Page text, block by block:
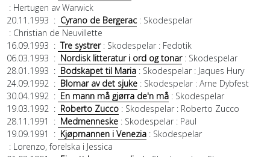
: Hertugen av Warwick
20.11.1993 : Cyrano de Bergerac: Skodespelar
: Christian de Neuvillette
16.09.1993 : Tre systrer: Skodespelar: Fedotik
06.03.1993 : Nordisk litteratur i ord og tonar: Skodespelar
28.01.1993 : Bodskapet til Maria: Skodespelar: Jaques Hury
24.09.1992: Blomar av det sjuke: Skodespelar: Arne Dybfest
30.04.1992: En mann må gjørra de'n må: Skodespelar
19.03.1992: Roberto Zucco: Skodespelar: Roberto Zucco
28.11.1991
: Medmenneske: Skodespelar: Paul
19.09.1991
: Kjøpmannen i Venezia: Skodespelar
: Lorenzo, forelska i Jessica